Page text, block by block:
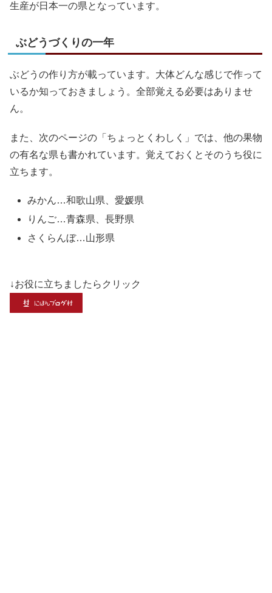
生産が日本一の県となっています。
ぶどうづくりの一年
ぶどうの作り方が載っています。大体どんな感じで作って
いるか知っておきましょう。全部覚える必要はありませ
ん。
また、次のページの「ちょっとくわしく」では、他の果物
の有名な県も書かれています。覚えておくとそのうち役に
立ちます。
みかん…和歌山県、愛媛県
りんご…青森県、長野県
さくらんぼ…山形県
↓お役に立ちましたらクリック